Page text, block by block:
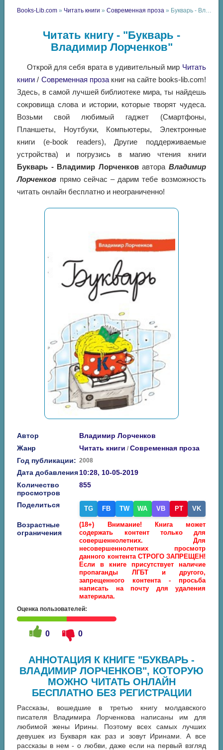
Books-Lib.com » Читать книги »Современная проза » Букварь - Владимир Лорченков
Читать книгу - "Букварь -
Владимир Лорченков"
Открой для себя врата в удивительный мир Читать
книги / Современная прозакниг на сайте books-lib.com!
Здесь, в самой лучшей библиотеке мира, ты найдешь
сокровища слова и истории, которые творят чудеса.
Возьми свой любимый гаджет (Смартфоны,
Планшеты, Ноутбуки, Компьютеры, Электронные
книги (e-book readers), Другие поддерживаемые
устройства) и погрузись в магию чтения книги
Букварь - Владимир Лорченковавтора Владимир
Лорченков прямо сейчас – дарим тебе возможность
читать онлайн бесплатно и неограниченно!
Автор
Владимир Лорченков
Жанр
Читать книги /Современная проза
Год публикации: 2008
Дата добавления10:28, 10-05-2019
Количество
просмотров
855
Поделиться TG FB TW WA VB PT VK
Возрастные
ограничения
(18+) Внимание! Книга может
содержать контент только для
совершеннолетних. Для
несовершеннолетних просмотр
данного контента СТРОГО ЗАПРЕЩЕН!
Если в книге присутствует наличие
пропаганды ЛГБТ и другого,
запрещенного контента - просьба
написать на почту для удаления
материала.
Оценка пользователей:
0 0
АННОТАЦИЯ К КНИГЕ "БУКВАРЬ -
ВЛАДИМИР ЛОРЧЕНКОВ", КОТОРУЮ
МОЖНО ЧИТАТЬ ОНЛАЙН
БЕСПЛАТНО БЕЗ РЕГИСТРАЦИИ
Рассказы, вошедшие в третью книгу молдавского
писателя Владимира Лорченкова написаны им для
любимой жены Ирины. Поэтому всех самых лучших
девушек из Букваря как раз и зовут Иринами. А все
рассказы в нем - о любви, даже если на первый взгляд